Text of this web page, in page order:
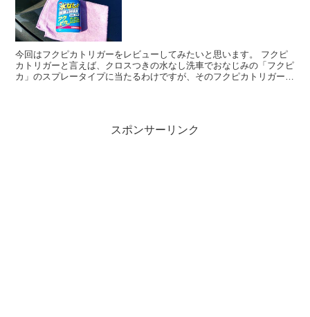
今回はフクピカトリガーをレビューしてみたいと思います。 フクピ
カトリガーと言えば、クロスつきの水なし洗車でおなじみの「フクピ
カ」のスプレータイプに当たるわけですが、そのフクピカトリガーの
スポンサーリンク